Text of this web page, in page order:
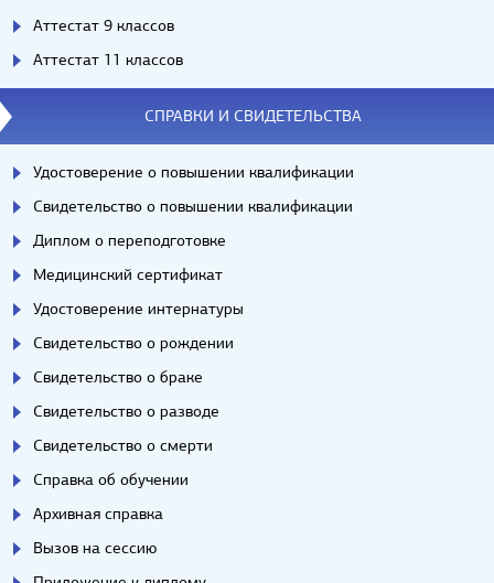
Аттестат 9 классов
Аттестат 11 классов
СПРАВКИ И СВИДЕТЕЛЬСТВА
Удостоверение о повышении квалификации
Свидетельство о повышении квалификации
Диплом о переподготовке
Медицинский сертификат
Удостоверение интернатуры
Свидетельство о рождении
Свидетельство о браке
Свидетельство о разводе
Свидетельство о смерти
Справка об обучении
Архивная справка
Вызов на сессию